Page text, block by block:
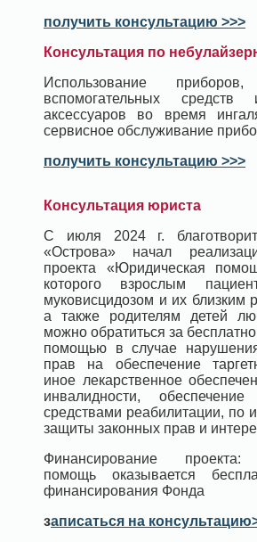
получить консультацию >>>
Консультация по
Использование
вспомогательных
аксессуаров во время
сервисное обслуживание
получить консультацию >>>
Консультация юриста
С июля 2024 г.
«Острова» начал
проекта «Юридическая
которого взрослым
муковисцидозом и их близким
а также родителям детей
можно обратиться за
помощью в случае
прав на обеспечение
иное лекарственное
инвалидности, обеспечение
средствами реабилитации, по
защиты законных прав и
Финансирование проекта:
помощь оказывается
финансирования Фонда
записаться на